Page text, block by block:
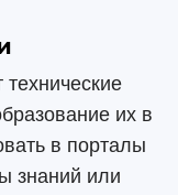
их в
в порталы
знаний или